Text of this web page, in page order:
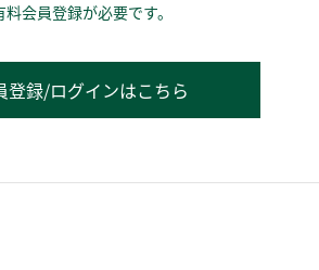
料会員登録が必要です。
登録/ログインはこちら